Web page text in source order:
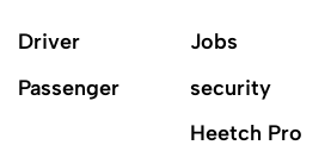
Driver
Passenger
Jobs
security
Heetch Pro